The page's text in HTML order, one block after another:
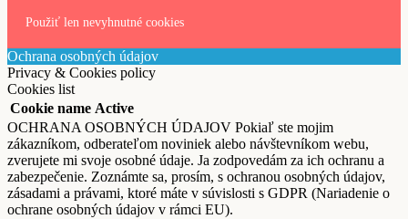
Použiť len nevyhnutné cookies
Ochrana osobných údajov
Privacy & Cookies policy
Cookies list
Cookie name Active
OCHRANA OSOBNÝCH ÚDAJOV Pokiaľ ste mojim
zákazníkom, odberateľom noviniek alebo návštevníkom webu,
zverujete mi svoje osobné údaje. Ja zodpovedám za ich ochranu a
zabezpečenie. Zoznámte sa, prosím, s ochranou osobných údajov,
zásadami a právami, ktoré máte v súvislosti s GDPR (Nariadenie o
ochrane osobných údajov v rámci EU).